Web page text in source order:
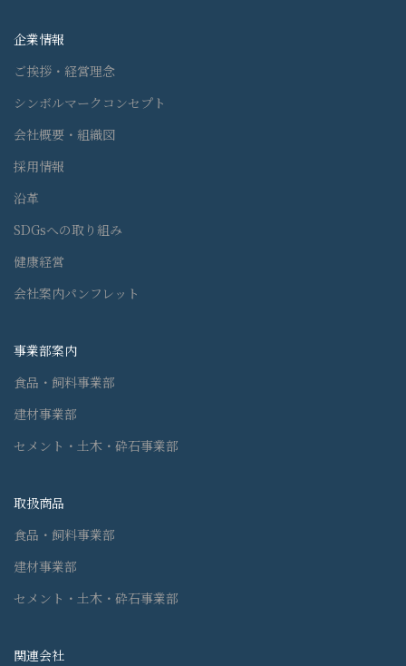
企業情報
ご挨拶・経営理念
シンボルマークコンセプト
会社概要・組織図
採用情報
沿革
SDGsへの取り組み
健康経営
会社案内パンフレット
事業部案内
食品・飼料事業部
建材事業部
セメント・土木・砕石事業部
取扱商品
食品・飼料事業部
建材事業部
セメント・土木・砕石事業部
関連会社